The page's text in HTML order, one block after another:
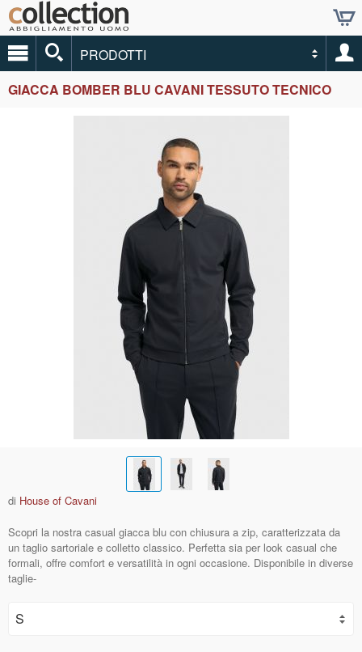
PRODOTTI
GIACCA BOMBER BLU CAVANI TESSUTO TECNICO
di House of Cavani
Scopri la nostra casual giacca blu con chiusura a zip, caratterizzata da
un taglio sartoriale e colletto classico. Perfetta sia per look casual che
formali, offre comfort e versatilità in ogni occasione. Disponibile in diverse
taglie-